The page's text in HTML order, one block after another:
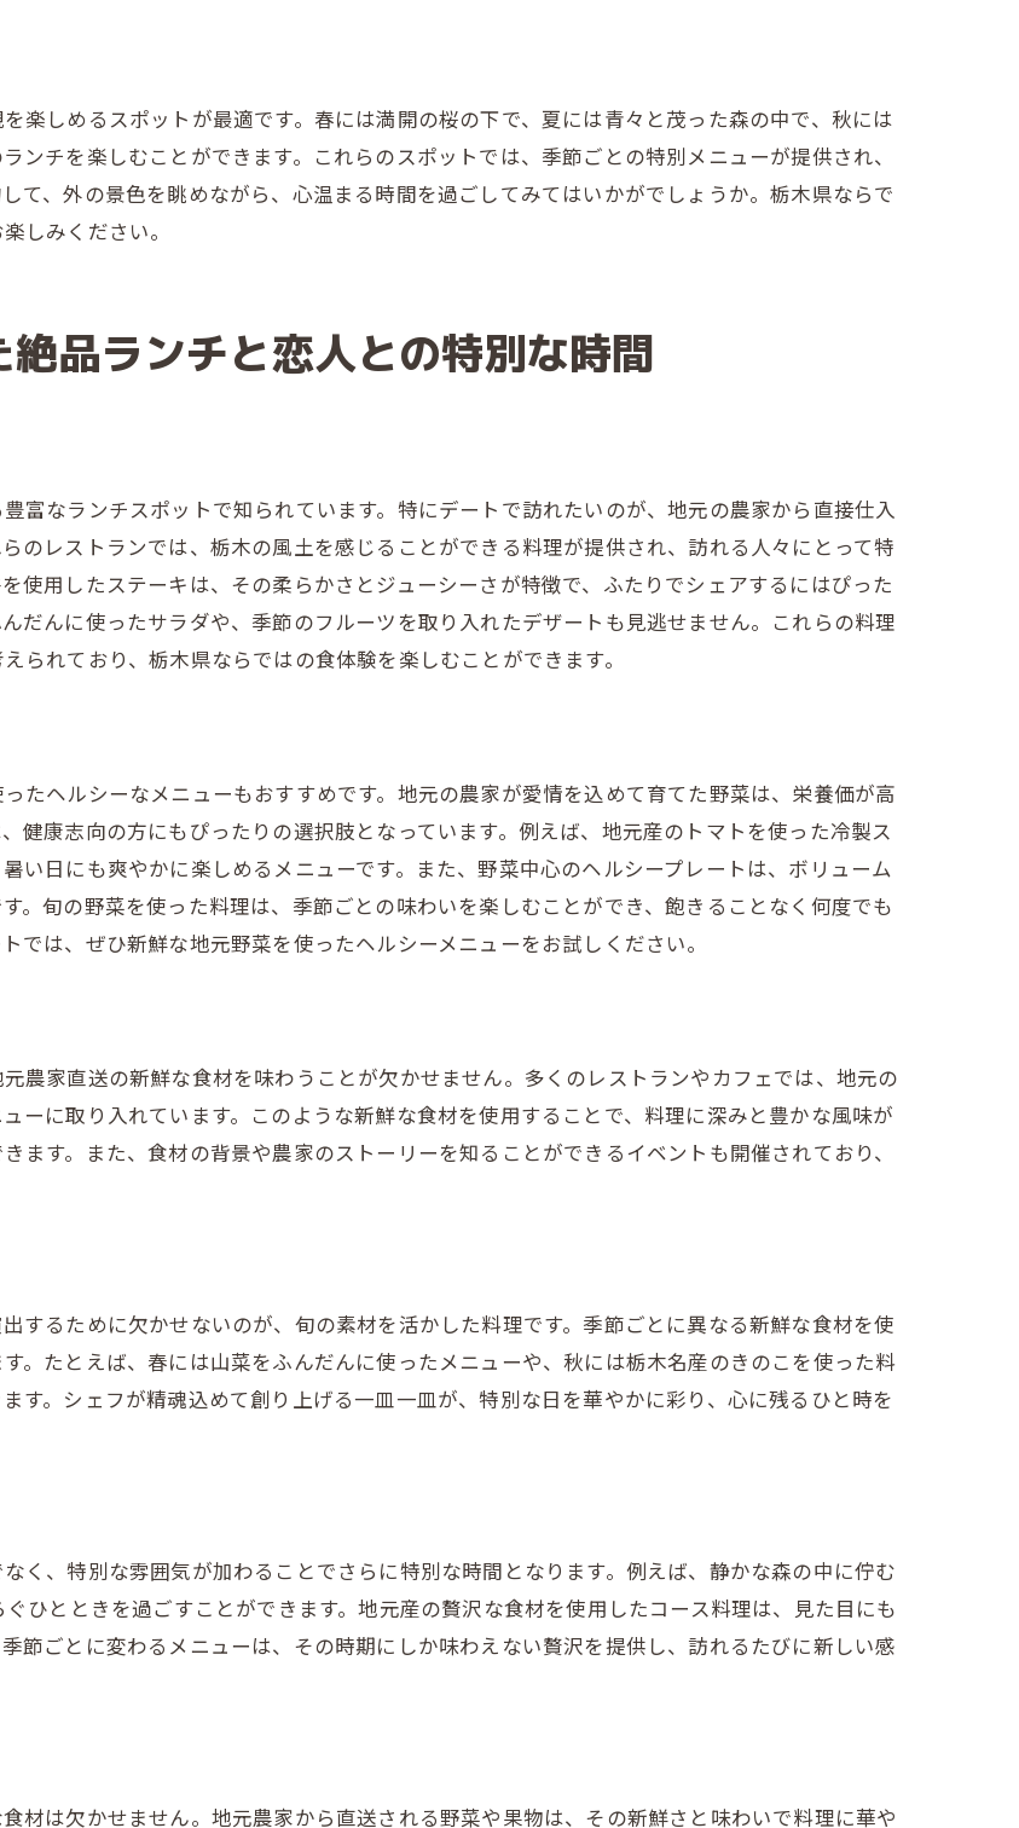
別な人との時間を充実させるランチ
い雰囲気で楽しむ贅沢なランチ
の食文化を感じるランチ体験
史ある街並みを楽しみながら味わう贅沢ランチ
を感じる街での特別なランチ体験
とときを演出する栃木のランチデートスポット
人と過ごす忘れられないランチスポット
な記念日に最適なランチ場所
の思い出作りにぴったりのランチ
トの締めくくりにぴったりなランチ
楽しめるスポットが最適です。春には満開の桜の下で、夏には青々と茂った森の中で、秋には
ンチを楽しむことができます。これらのスポットでは、季節ごとの特別メニューが提供され、
て、外の景色を眺めながら、心温まる時間を過ごしてみてはいかがでしょうか。栃木県ならで
しみください。
品ランチと恋人との特別な時間
富なランチスポットで知られています。特にデートで訪れたいのが、地元の農家から直接仕入
のレストランでは、栃木の風土を感じることができる料理が提供され、訪れる人々にとって特
使用したステーキは、その柔らかさとジューシーさが特徴で、ふたりでシェアするにはぴった
だんに使ったサラダや、季節のフルーツを取り入れたデザートも見逃せません。これらの料理
られており、栃木県ならではの食体験を楽しむことができます。
たヘルシーなメニューもおすすめです。地元の農家が愛情を込めて育てた野菜は、栄養価が高
健康志向の方にもぴったりの選択肢となっています。例えば、地元産のトマトを使った冷製ス
い日にも爽やかに楽しめるメニューです。また、野菜中心のヘルシープレートは、ボリューム
。旬の野菜を使った料理は、季節ごとの味わいを楽しむことができ、飽きることなく何度でも
では、ぜひ新鮮な地元野菜を使ったヘルシーメニューをお試しください。
農家直送の新鮮な食材を味わうことが欠かせません。多くのレストランやカフェでは、地元の
ーに取り入れています。このような新鮮な食材を使用することで、料理に深みと豊かな風味が
ます。また、食材の背景や農家のストーリーを知ることができるイベントも開催されており、
するために欠かせないのが、旬の素材を活かした料理です。季節ごとに異なる新鮮な食材を使
。たとえば、春には山菜をふんだんに使ったメニューや、秋には栃木名産のきのこを使った料
す。シェフが精魂込めて創り上げる一皿一皿が、特別な日を華やかに彩り、心に残るひと時を
く、特別な雰囲気が加わることでさらに特別な時間となります。例えば、静かな森の中に佇む
ひとときを過ごすことができます。地元産の贅沢な食材を使用したコース料理は、見た目にも
節ごとに変わるメニューは、その時期にしか味わえない贅沢を提供し、訪れるたびに新しい感
材は欠かせません。地元農家から直送される野菜や果物は、その新鮮さと味わいで料理に華や